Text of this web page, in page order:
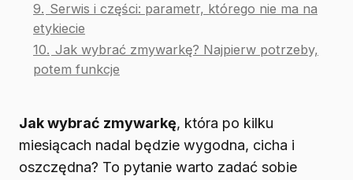
9. Serwis i części: parametr, którego nie ma na
etykiecie
10. Jak wybrać zmywarkę? Najpierw potrzeby,
potem funkcje
Jak wybrać zmywarkę, która po kilku
miesiącach nadal będzie wygodna, cicha i
oszczędna? To pytanie warto zadać sobie